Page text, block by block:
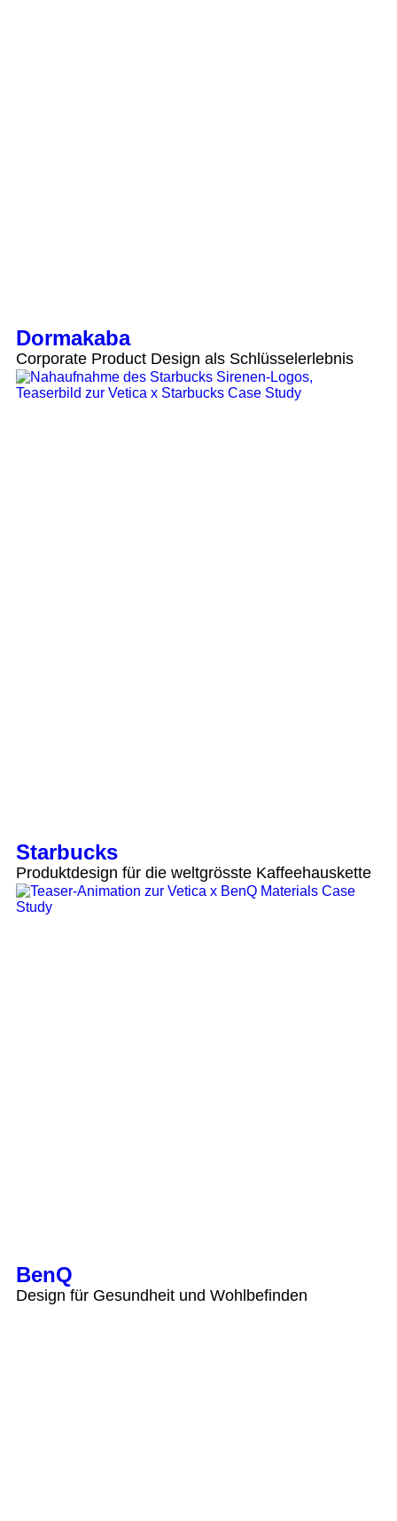
Dormakaba
Corporate Product Design als Schlüsselerlebnis
Starbucks
Produktdesign für die weltgrösste Kaffeehauskette
BenQ
Design für Gesundheit und Wohlbefinden